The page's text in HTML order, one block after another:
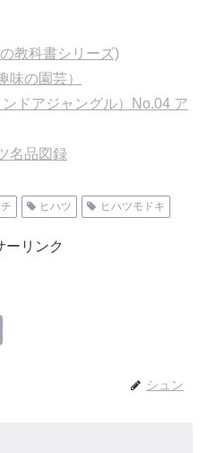
教科書シリーズ)
の園芸）
ドアジャングル）No.04 ア
名品図録
ヒハツ ヒハツモドキ
ーリンク
シュン